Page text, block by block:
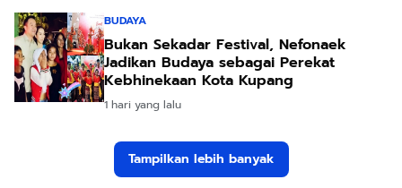
BUDAYA
Bukan Sekadar Festival, Nefonaek
Jadikan Budaya sebagai Perekat
Kebhinekaan Kota Kupang
1 hari yang lalu
Tampilkan lebih banyak